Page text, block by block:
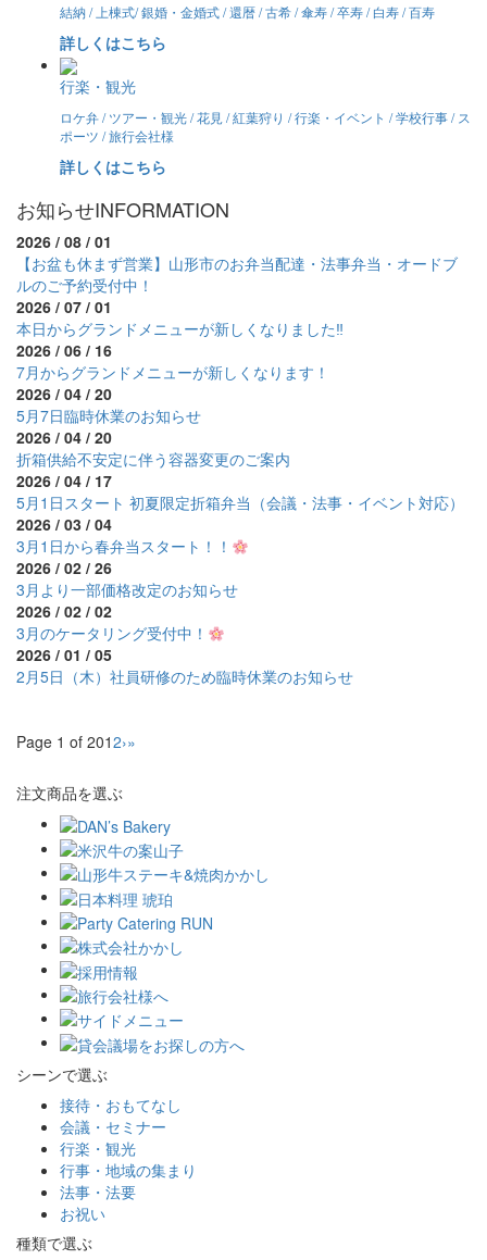
結納 / 上棟式/ 銀婚・金婚式 / 還暦 / 古希 / 傘寿 / 卒寿 / 白寿 / 百寿
詳しくはこちら
行楽・観光
ロケ弁 / ツアー・観光 / 花見 / 紅葉狩り / 行楽・イベント / 学校行事 / ス
ポーツ / 旅行会社様
詳しくはこちら
お知らせINFORMATION
2026 / 08 / 01
【お盆も休まず営業】山形市のお弁当配達・法事弁当・オードブ
ルのご予約受付中！
2026 / 07 / 01
本日からグランドメニューが新しくなりました‼
2026 / 06 / 16
7月からグランドメニューが新しくなります！
2026 / 04 / 20
5月7日臨時休業のお知らせ
2026 / 04 / 20
折箱供給不安定に伴う容器変更のご案内
2026 / 04 / 17
5月1日スタート 初夏限定折箱弁当（会議・法事・イベント対応）
2026 / 03 / 04
3月1日から春弁当スタート！！
2026 / 02 / 26
3月より一部価格改定のお知らせ
2026 / 02 / 02
3月のケータリング受付中！
2026 / 01 / 05
2月5日（木）社員研修のため臨時休業のお知らせ
Page 1 of 2012›»
注文商品を選ぶ
シーンで選ぶ
接待・おもてなし
会議・セミナー
行楽・観光
行事・地域の集まり
法事・法要
お祝い
種類で選ぶ